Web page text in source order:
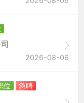
2026-08-06
位
急聘